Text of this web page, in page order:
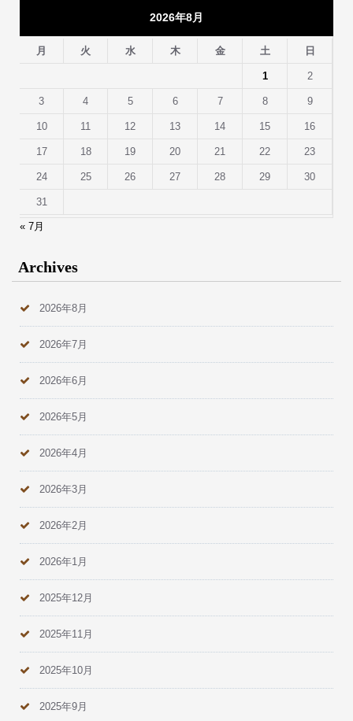
2026年8月
月 火 水 木 金 土 日
1 2
3 4 5 6 7 8 9
10 11 12 13 14 15 16
17 18 19 20 21 22 23
24 25 26 27 28 29 30
31
« 7月
Archives
2026年8月
2026年7月
2026年6月
2026年5月
2026年4月
2026年3月
2026年2月
2026年1月
2025年12月
2025年11月
2025年10月
2025年9月